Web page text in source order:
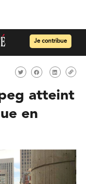
Je contribue
atteint
en